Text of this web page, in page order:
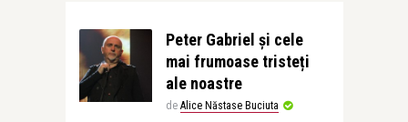
Peter Gabriel și cele
mai frumoase tristeți
ale noastre
de Alice Năstase Buciuta